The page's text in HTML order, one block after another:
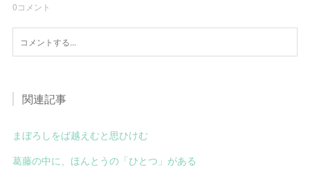
0コメント
関連記事
まぼろしをば越えむと思ひけむ
葛藤の中に、ほんとうの「ひとつ」がある